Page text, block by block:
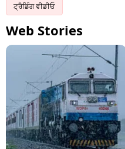
ਟ੍ਰੈਡਿੰਗ ਵੀਡੀਓ
Web Stories